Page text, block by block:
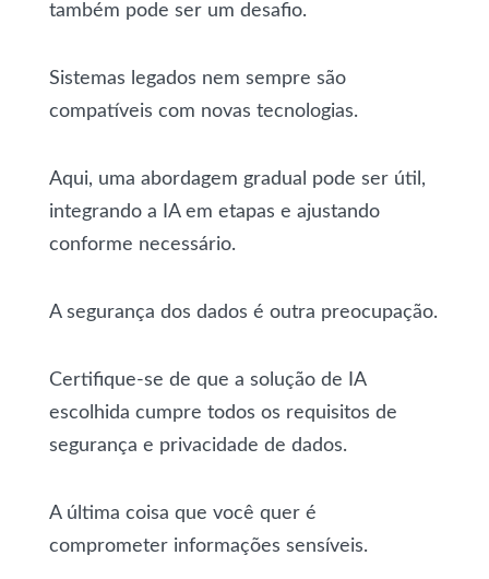
também pode ser um desafio.
Sistemas legados nem sempre são
compatíveis com novas tecnologias.
Aqui, uma abordagem gradual pode ser útil,
integrando a IA em etapas e ajustando
conforme necessário.
A segurança dos dados é outra preocupação.
Certifique-se de que a solução de IA
escolhida cumpre todos os requisitos de
segurança e privacidade de dados.
A última coisa que você quer é
comprometer informações sensíveis.